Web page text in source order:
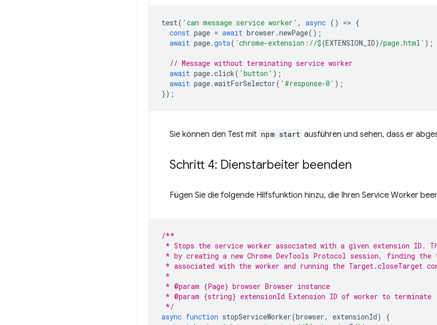
test( 'can message service worker' , async () => {
const page = await browser .newPage();
await page.goto( `chrome-extension://${EXTENSION_ID}/page.html` );
// Message without terminating service worker
await page.click( 'button' );
await page.waitForSelector( '#response-0' );
});
Sie können den Test mit npm start ausführen und sehen, dass er
Schritt 4: Dienstarbeiter beenden
Fügen Sie die folgende Hilfsfunktion hinzu, die Ihren Service Worker
/**
* Stops the service worker associated with a given extension ID.
* by creating a new Chrome DevTools Protocol session, finding the
* associated with the worker and running the Target.closeTarget
*
* @param {Page} browser Browser instance
* @param {string} extensionId Extension ID of worker to terminate
*/
async function stopServiceWorker(browser, extensionId)
{